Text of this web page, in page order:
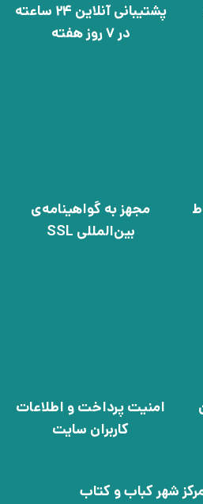
پشتیبانی آنلاین 24 ساعته
در 7 روز هفته
مجهز به گواهینامه‌ی
بین‌المللی SSL
امنیت پرداخت و اطلاعات
کاربران سایت
شهر کباب و کتاب